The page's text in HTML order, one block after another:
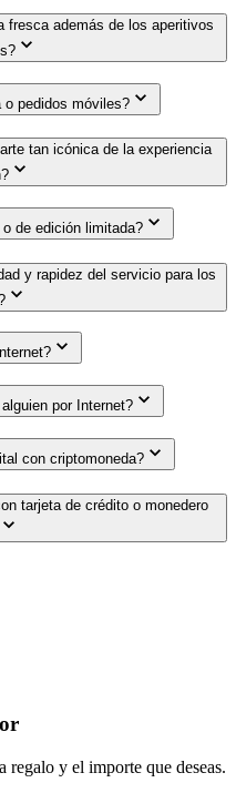
fresca además de los aperitivos
o pedidos móviles?
tan icónica de la experiencia
de edición limitada?
y rapidez del servicio para los
por Internet?
con criptomoneda?
tarjeta de crédito o monedero
y el importe que deseas.